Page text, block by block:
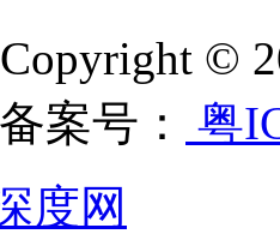
©
案号：
粤
度网